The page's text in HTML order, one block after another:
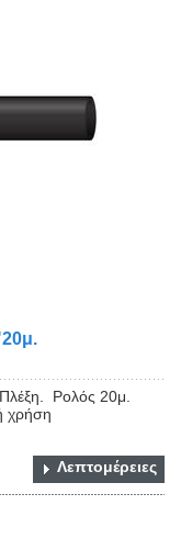
Ρολός 20μ.
χρήση
Λεπτομέρειες